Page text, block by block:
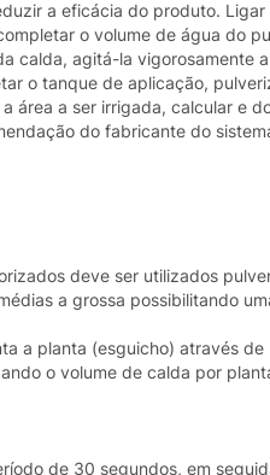
a eficácia do produto.
o volume de água do
calda, agitá-la vigorosamente
o tanque de aplicação,
área a ser irrigada, calcular e
do fabricante do
deve ser utilizados
a grossa possibilitando
a planta (esguicho) através
o volume de calda por
de 30 segundos, em